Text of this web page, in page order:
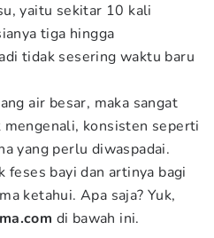
yaitu sekitar 10 kali
tiga hingga
tidak sesering waktu baru
air besar, maka sangat
konsisten seperti
yang perlu diwaspadai.
feses bayi dan artinya bagi
ketahui. Apa saja? Yuk,
di bawah ini.